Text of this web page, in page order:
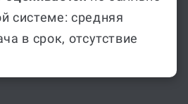
системе: средняя
в срок, отсутствие